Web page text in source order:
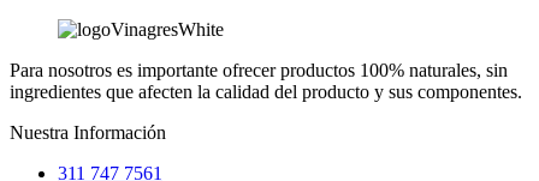
Para nosotros es importante ofrecer productos 100% naturales, sin
ingredientes que afecten la calidad del producto y sus componentes.
Nuestra Información
311 747 7561